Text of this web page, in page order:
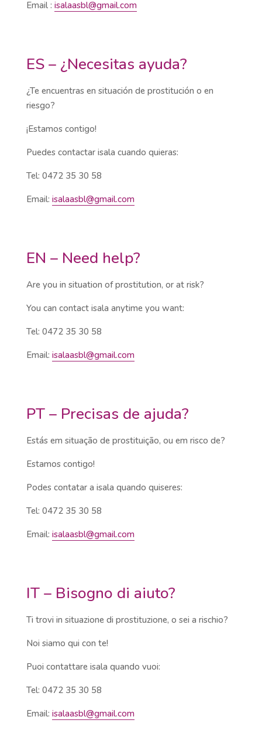
Email : isalaasbl@gmail.com
ES – ¿Necesitas ayuda?
¿Te encuentras en situación de prostitución o en
riesgo?
¡Estamos contigo!
Puedes contactar isala cuando quieras:
Tel: 0472 35 30 58
Email: isalaasbl@gmail.com
EN – Need help?
Are you in situation of prostitution, or at risk?
You can contact isala anytime you want:
Tel: 0472 35 30 58
Email: isalaasbl@gmail.com
PT – Precisas de ajuda?
Estás em situação de prostituição, ou em risco de?
Estamos contigo!
Podes contatar a isala quando quiseres:
Tel: 0472 35 30 58
Email: isalaasbl@gmail.com
IT – Bisogno di aiuto?
Ti trovi in situazione di prostituzione, o sei a rischio?
Noi siamo qui con te!
Puoi contattare isala quando vuoi:
Tel: 0472 35 30 58
Email: isalaasbl@gmail.com